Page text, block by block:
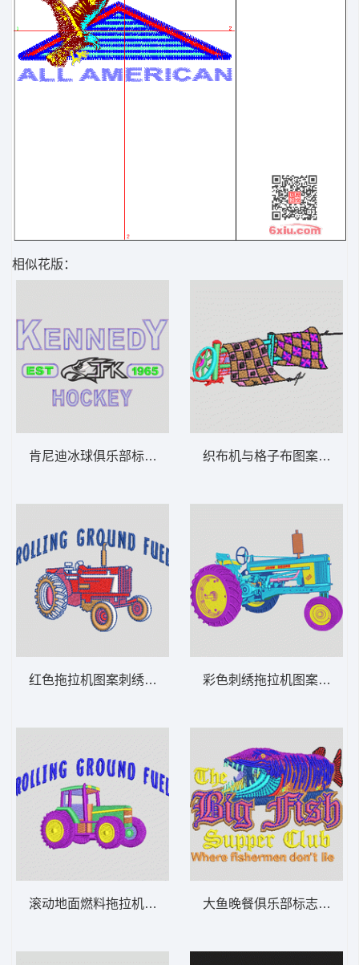
相似花版：
肯尼迪冰球俱乐部标志设计 章仔标志布贴徽
红色拖拉机图案刺绣 汽车 章仔标志布贴徽
滚动地面燃料拖拉机图案 汽车 章仔标志布
织布机与格子布图案 章仔